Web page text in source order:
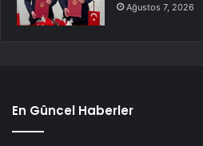
Ağustos 7, 2026
En Güncel Haberler